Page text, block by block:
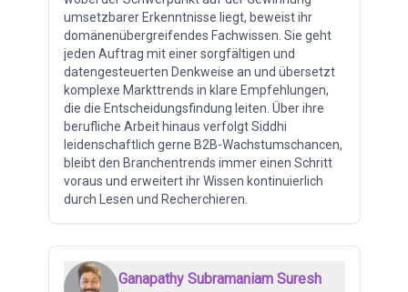
umsetzbarer Erkenntnisse liegt, beweist ihr
domänenübergreifendes Fachwissen. Sie geht
jeden Auftrag mit einer sorgfältigen und
datengesteuerten Denkweise an und übersetzt
komplexe Markttrends in klare Empfehlungen,
die die Entscheidungsfindung leiten. Über ihre
berufliche Arbeit hinaus verfolgt Siddhi
leidenschaftlich gerne B2B-Wachstumschancen,
bleibt den Branchentrends immer einen Schritt
voraus und erweitert ihr Wissen kontinuierlich
durch Lesen und Recherchieren.
Ganapathy Subramaniam Suresh